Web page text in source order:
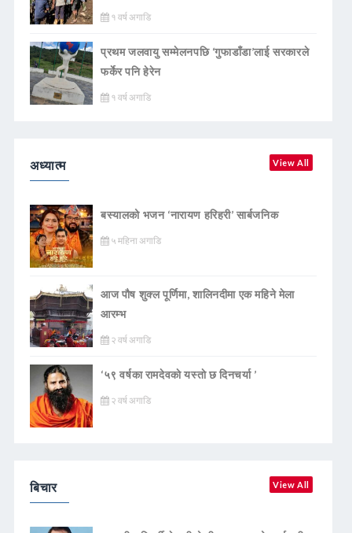
१ वर्ष अगाडि
प्रथम जलवायु सम्मेलनपछि ‘गुफाडाँडा’लाई सरकारले
फर्केर पनि हेरेन
१ वर्ष अगाडि
अध्यात्म View All
बस्यालको भजन ‘नारायण हरिहरी’ सार्बजनिक
५ महिना अगाडि
आज पौष शुक्ल पूर्णिमा, शालिनदीमा एक महिने मेला
आरम्भ
२ वर्ष अगाडि
‘५९ वर्षका रामदेवकाे यस्ताे छ दिनचर्या ’
२ वर्ष अगाडि
बिचार View All